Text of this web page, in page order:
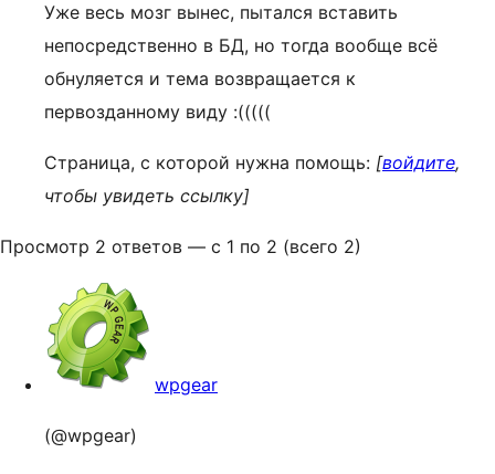
Уже весь мозг вынес, пытался вставить
непосредственно в БД, но тогда вообще всё
обнуляется и тема возвращается к
первозданному виду :(((((
Страница, с которой нужна помощь: [войдите,
чтобы увидеть ссылку]
Просмотр 2 ответов — с 1 по 2 (всего 2)
wpgear
(@wpgear)